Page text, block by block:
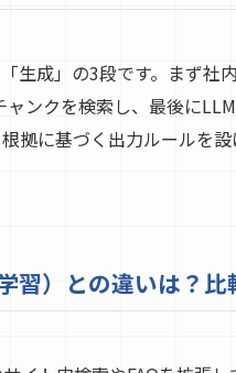
生成」の3段です。まず
ンクを検索し、最後に
拠に基づく出力ルールを設
習）との違いは？比